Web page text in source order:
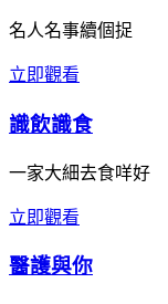
名人名事續個捉
立即觀看
識飲識食
一家大細去食咩好
立即觀看
醫護與你